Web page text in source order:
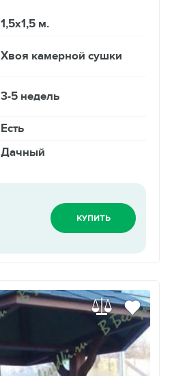
1,5х1,5 м.
Хвоя камерной сушки
3-5 недель
Есть
Дачный
КУПИТЬ